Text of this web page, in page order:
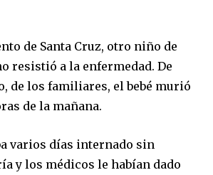
de Santa Cruz, otro niño de
resistió a la enfermedad. De
de los familiares, el bebé murió
de la mañana.
varios días internado sin
y los médicos le habían dado